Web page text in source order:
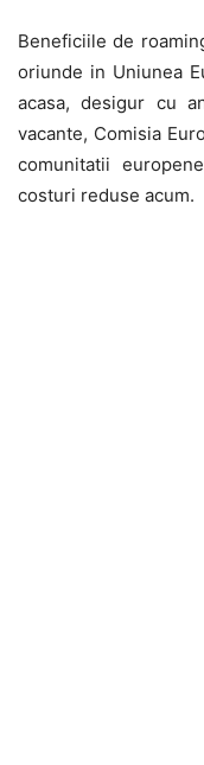
Beneficiile de
oriunde in Uniunea
acasa, desigur cu
vacante, Comisia
comunitatii
costuri reduse acum.